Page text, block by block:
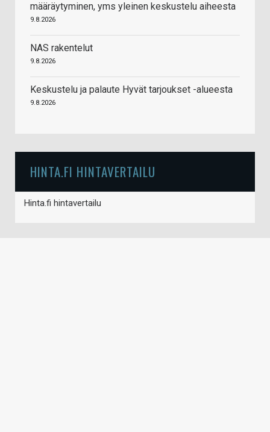
määräytyminen, yms yleinen keskustelu aiheesta
9.8.2026
NAS rakentelut
9.8.2026
Keskustelu ja palaute Hyvät tarjoukset -alueesta
9.8.2026
HINTA.FI HINTAVERTAILU
Hinta.fi hintavertailu